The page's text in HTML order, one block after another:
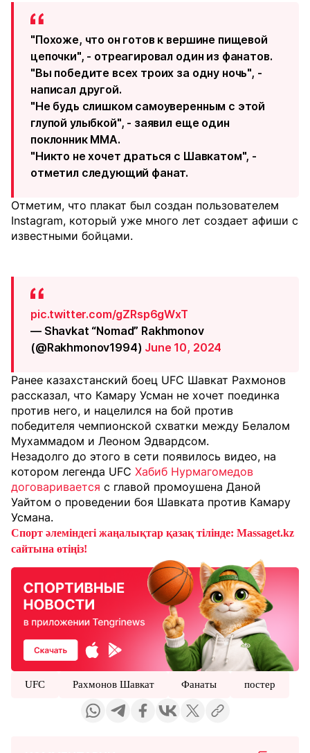
"Похоже, что он готов к вершине пищевой
цепочки", - отреагировал один из фанатов.
"Вы победите всех троих за одну ночь", -
написал другой.
"Не будь слишком самоуверенным с этой
глупой улыбкой", - заявил еще один
поклонник MMA.
"Никто не хочет драться с Шавкатом", -
отметил следующий фанат.
Отметим, что плакат был создан пользователем
Instagram, который уже много лет создает афиши с
известными бойцами.
pic.twitter.com/gZRsp6gWxT
— Shavkat “Nomad” Rakhmonov
(@Rakhmonov1994) June 10, 2024
Ранее казахстанский боец UFC Шавкат Рахмонов
рассказал, что Камару Усман не хочет поединка
против него, и нацелился на бой против
победителя чемпионской схватки между Белалом
Мухаммадом и Леоном Эдвардсом.
Незадолго до этого в сети появилось видео, на
котором легенда UFC Хабиб Нурмагомедов
договаривается с главой промоушена Даной
Уайтом о проведении боя Шавката против Камару
Усмана.
Спорт әлеміндегі жаңалықтар қазақ тілінде: Massaget.kz
сайтына өтіңіз!
UFC Рахмонов Шавкат Фанаты постер